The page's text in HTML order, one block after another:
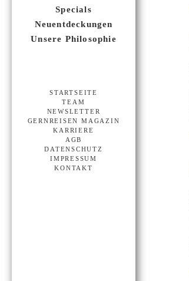
Specials
Neuentdeckungen
Unsere Philosophie
STARTSEITE
TEAM
NEWSLETTER
GERNREISEN MAGAZIN
KARRIERE
AGB
DATENSCHUTZ
IMPRESSUM
KONTAKT